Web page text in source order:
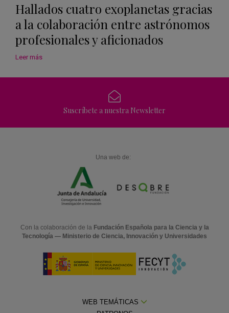
Hallados cuatro exoplanetas gracias
a la colaboración entre astrónomos
profesionales y aficionados
Leer más
Suscríbete a nuestra Newsletter
Una web de:
Con la colaboración de la Fundación Española para la Ciencia y la
Tecnología — Ministerio de Ciencia, Innovación y Universidades
WEB TEMÁTICAS